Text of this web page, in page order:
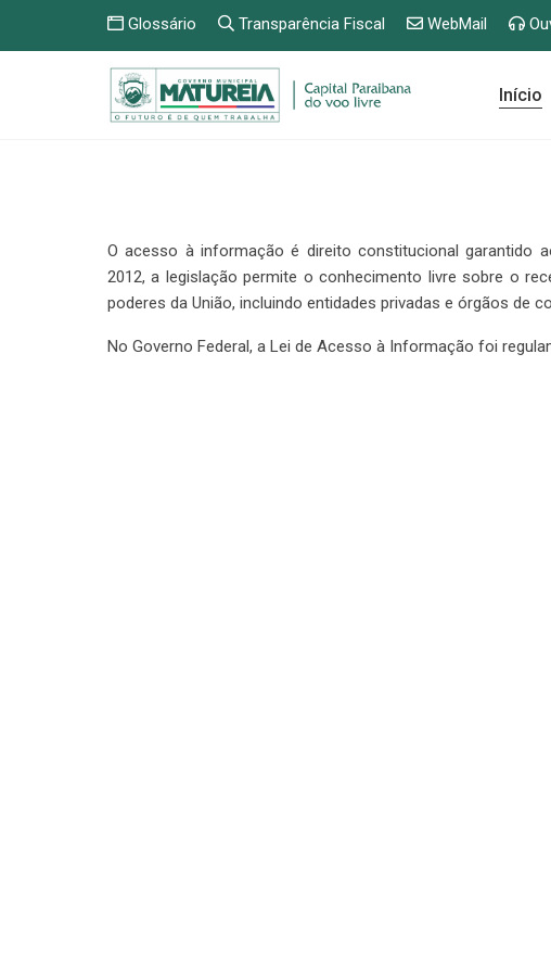
Glossário Transparência Fiscal WebMail
Início
O acesso à informação é direito constitucional garantido
2012, a legislação permite o conhecimento livre sobre o
poderes da União, incluindo entidades privadas e órgãos de
No Governo Federal, a Lei de Acesso à Informação foi